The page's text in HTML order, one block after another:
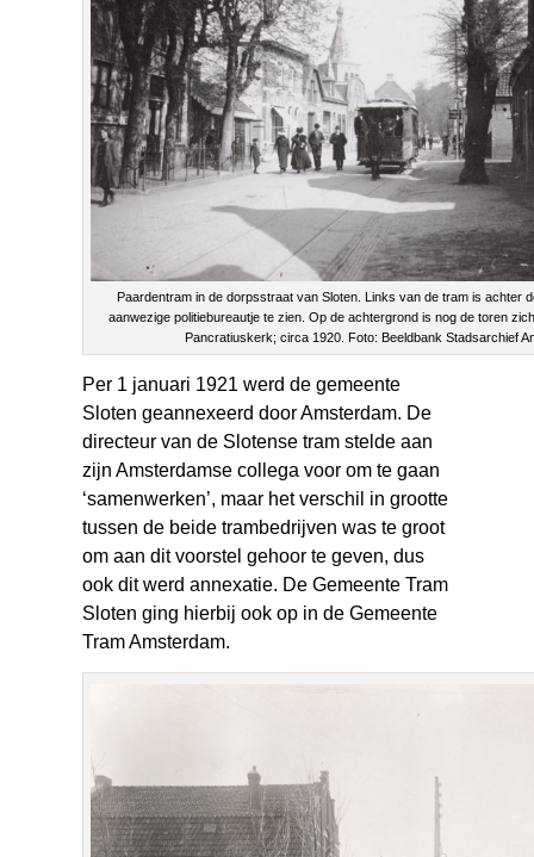
Paardentram in de dorpsstraat van Sloten. Links van de tram is achter
aanwezige politiebureautje te zien. Op de achtergrond is nog de toren
Pancratiuskerk; circa 1920. Foto: Beeldbank Stadsarchief
Per 1 januari 1921 werd de gemeente
Sloten geannexeerd door Amsterdam. De
directeur van de Slotense tram stelde aan
zijn Amsterdamse collega voor om te gaan
‘samenwerken’, maar het verschil in grootte
tussen de beide trambedrijven was te groot
om aan dit voorstel gehoor te geven, dus
ook dit werd annexatie. De Gemeente Tram
Sloten ging hierbij ook op in de Gemeente
Tram Amsterdam.